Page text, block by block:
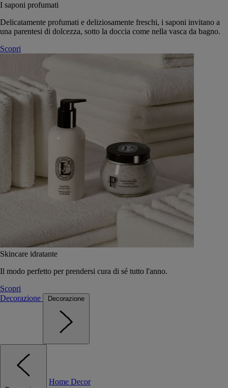
I saponi profumati
Delicatamente profumati e deliziosamente freschi, i saponi invitano a
una parentesi di dolcezza, sotto la doccia come nella vasca da bagno.
Scopri
Skincare idratante
Il modo perfetto per prendersi cura di sé tutto l'anno.
Scopri
Decorazione
Decorazione
Home Decor